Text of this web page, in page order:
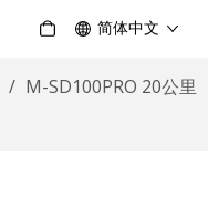
简体中文
/ M-SD100PRO 20公里